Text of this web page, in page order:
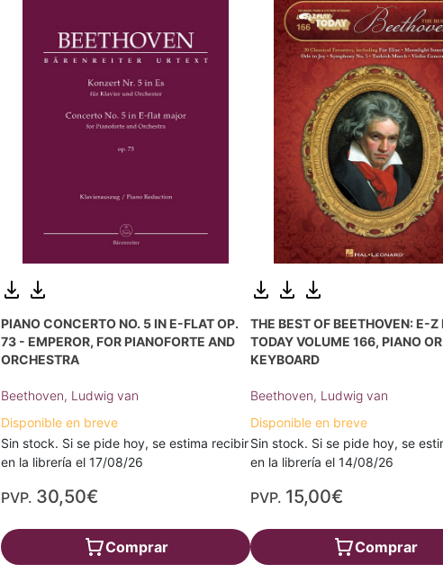
PIANO CONCERTO NO. 5 IN E-FLAT OP.
73 - EMPEROR, FOR PIANOFORTE AND
ORCHESTRA
Beethoven, Ludwig van
Disponible en breve
Sin stock. Si se pide hoy, se estima recibir
en la librería el 17/08/26
PVP. 30,50€
Comprar
THE BEST OF BEETHOVEN: E-Z
TODAY VOLUME 166, PIANO OR
KEYBOARD
Beethoven, Ludwig van
Disponible en breve
Sin stock. Si se pide hoy, se
en la librería el 14/08/26
PVP. 15,00€
Comprar